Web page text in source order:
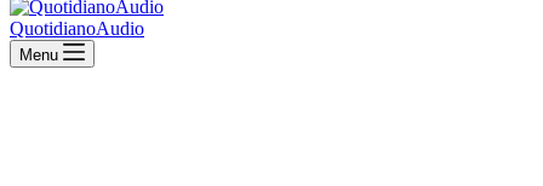
QuotidianoAudio
Menu